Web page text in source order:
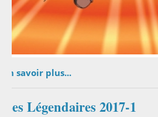
En savoir plus...
Les Légendaires 2017-1